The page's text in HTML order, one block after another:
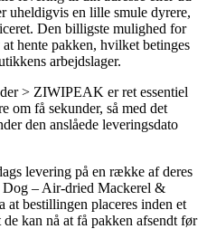
uheldigvis en lille smule dyrere,
Den billigste mulighed for
hente pakken, hvilket betinges
arbejdslager.
> ZIWIPEAK er ret essentiel
om få sekunder, så med det
den anslåede leveringsdato
levering på en række af deres
Dog – Air-dried Mackerel &
at bestillingen placeres inden et
kan nå at få pakken afsendt før